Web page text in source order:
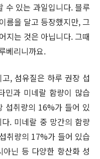
수 있는 과일입니다. 블루
름을 달고 등장했지만, 그
지는 것은 아닙니다. 그때
베리니까요.
, 섬유질은 하루 권장 섭
민과 미네랄 함량이 많습
섭취량의 16%가 들어 있
. 미네랄 중 망간의 함량
취량의 17%가 들어 있습
닌 등 다양한 항산화 성